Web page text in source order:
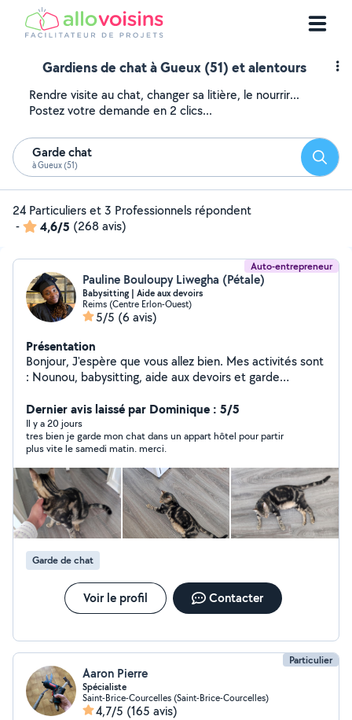
Gardiens de chat à Gueux (51) et alentours
Rendre visite au chat, changer sa litière, le nourrir...
Postez votre demande en 2 clics...
Garde chat
à Gueux (51)
24 Particuliers et 3 Professionnels répondent
-
4,6/5 (268 avis)
Auto-entrepreneur
Pauline Bouloupy Liwegha (Pétale)
Babysitting | Aide aux devoirs
Reims (Centre Erlon-Ouest)
5/5 (6 avis)
Présentation
Bonjour, J'espère que vous allez bien. Mes activités sont
: Nounou, babysitting, aide aux devoirs et garde
Dernier avis laissé par Dominique : 5/5
Il y a 20 jours
tres bien je garde mon chat dans un appart hôtel pour partir
plus vite le samedi matin. merci.
Garde de chat
Voir le profil Contacter
Particulier
Aaron Pierre
Spécialiste
Saint-Brice-Courcelles (Saint-Brice-Courcelles)
4,7/5 (165 avis)